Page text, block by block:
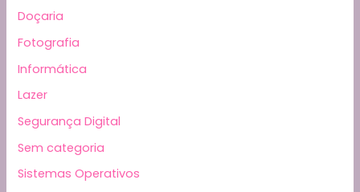
Doçaria
Fotografia
Informática
Lazer
Segurança Digital
Sem categoria
Sistemas Operativos